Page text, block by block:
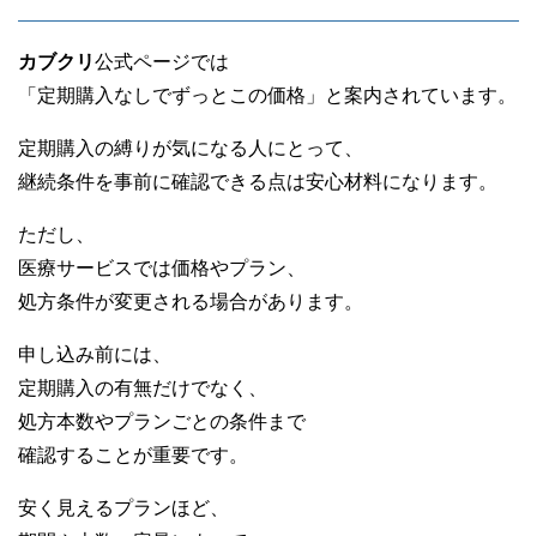
カブクリ公式ページでは
「定期購入なしでずっとこの価格」と案内されています。
定期購入の縛りが気になる人にとって、
継続条件を事前に確認できる点は安心材料になります。
ただし、
医療サービスでは価格やプラン、
処方条件が変更される場合があります。
申し込み前には、
定期購入の有無だけでなく、
処方本数やプランごとの条件まで
確認することが重要です。
安く見えるプランほど、